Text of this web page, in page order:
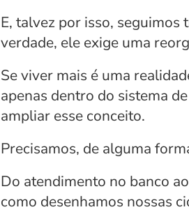
E, talvez por isso,
verdade, ele exige uma
Se viver mais é uma
apenas dentro do sistema
ampliar esse conceito.
Precisamos, de alguma
Do atendimento no banco
como desenhamos nossas